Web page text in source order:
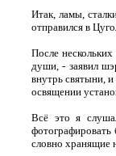
Итак, ламы,
отправился в
После
души, - заявил
внутрь святыни,
освящении
Всё это я
словно хранящие